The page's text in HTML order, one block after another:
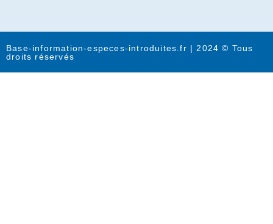
Base-information-especes-introduites.fr | 2024 © Tous
droits réservés